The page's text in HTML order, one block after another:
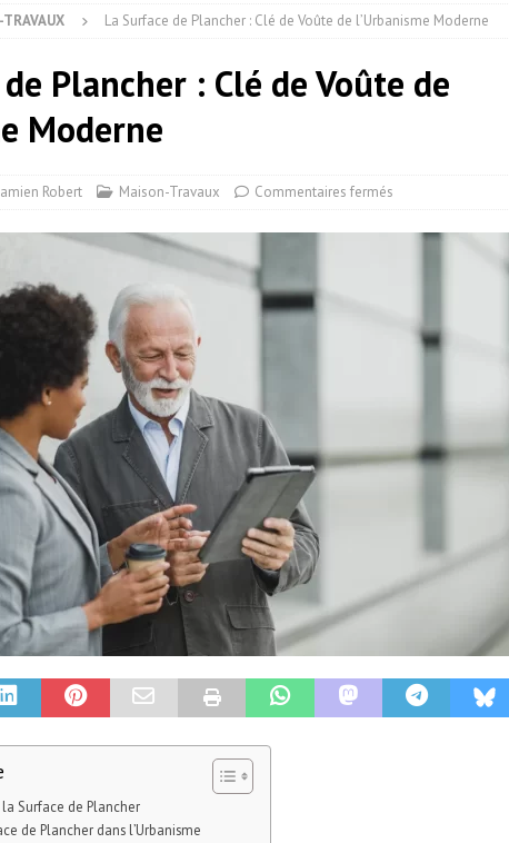
La Surface de Plancher : Clé de Voûte de l’Urbanisme Moderne
Plancher : Clé de Voûte de
Moderne
Robert Maison-Travaux Commentaires fermés
Surface de Plancher
de Plancher dans l’Urbanisme